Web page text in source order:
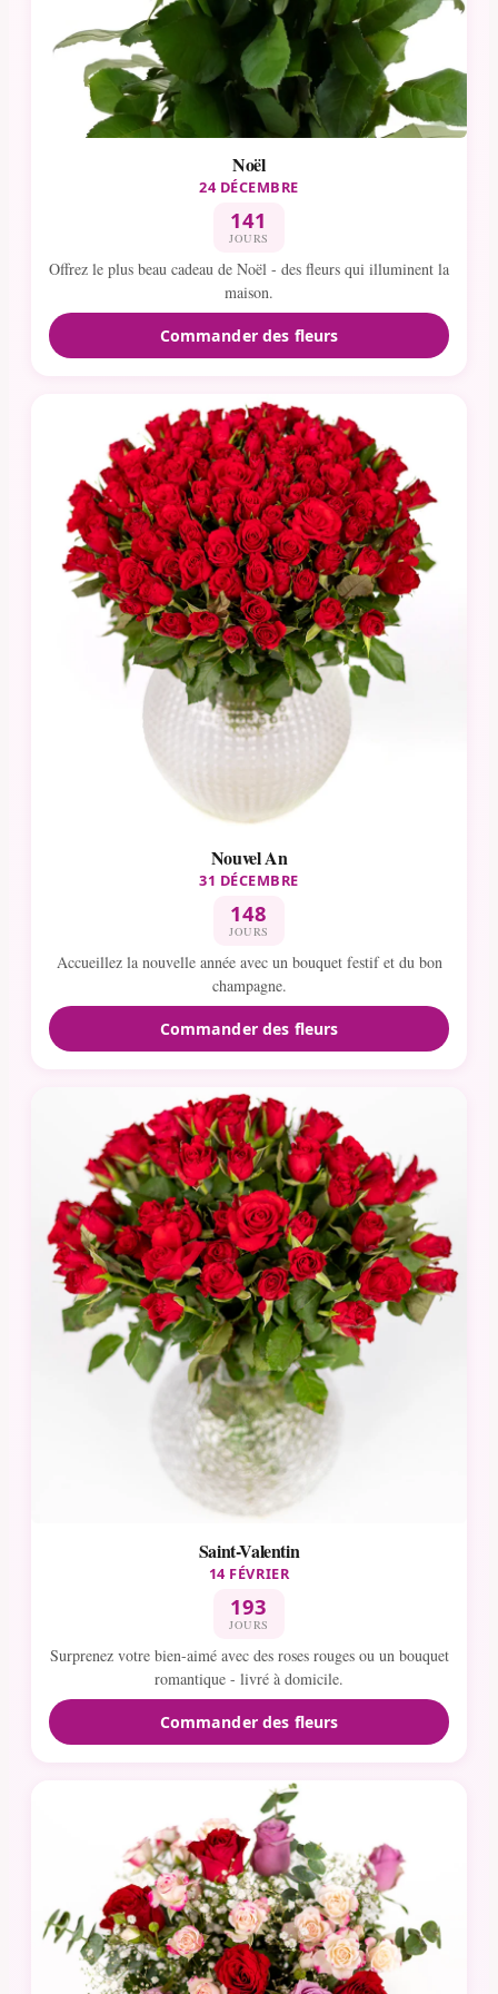
Noël
24 DÉCEMBRE
141
JOURS
Offrez le plus beau cadeau de Noël - des fleurs qui illuminent la
maison.
Commander des fleurs
Nouvel An
31 DÉCEMBRE
148
JOURS
Accueillez la nouvelle année avec un bouquet festif et du bon
champagne.
Commander des fleurs
Saint-Valentin
14 FÉVRIER
193
JOURS
Surprenez votre bien-aimé avec des roses rouges ou un bouquet
romantique - livré à domicile.
Commander des fleurs